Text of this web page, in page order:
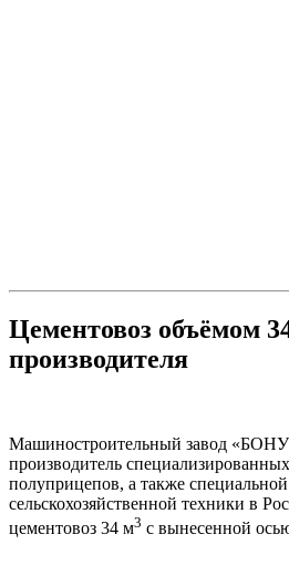
Цементовоз объёмом
производителя
Машиностроительный завод
производитель
полуприцепов, а также
сельскохозяйственной техники в
цементовоз 34 м3 с вынесенной